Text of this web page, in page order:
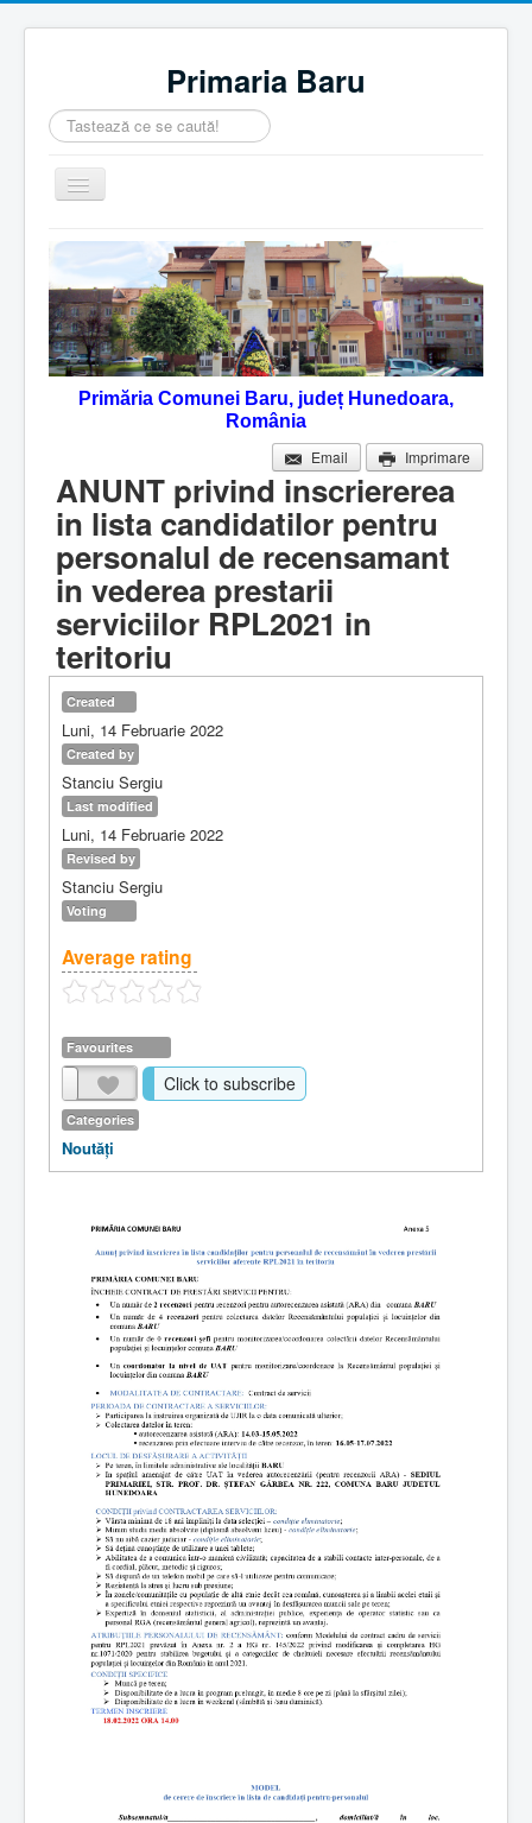
Primaria Baru
Căutare
...
Comută
navigarea
Home
Despre noi
Noutăţi
Contact
Servicii Online
Primăria Comunei Baru, județ Hunedoara,
România
Email
Imprimare
ANUNT privind inscriererea
in lista candidatilor pentru
personalul de recensamant
in vederea prestarii
serviciilor RPL2021 in
teritoriu
Created
Luni, 14 Februarie 2022
Created by
Stanciu Sergiu
Last modified
Luni, 14 Februarie 2022
Revised by
Stanciu Sergiu
Voting
Average rating
Favourites
Click to subscribe
Categories
Noutăţi